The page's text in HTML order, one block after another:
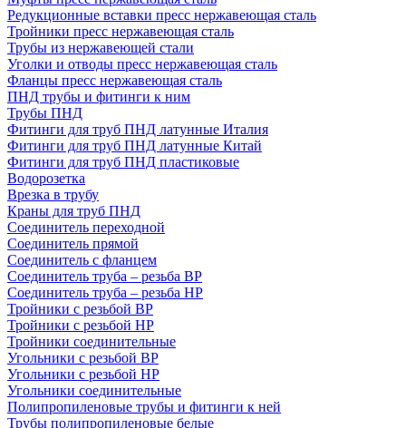
Редукционные вставки пресс нержавеющая сталь
Тройники пресс нержавеющая сталь
Трубы из нержавеющей стали
Уголки и отводы пресс нержавеющая сталь
Фланцы пресс нержавеющая сталь
ПНД трубы и фитинги к ним
Трубы ПНД
Фитинги для труб ПНД латунные Италия
Фитинги для труб ПНД латунные Китай
Фитинги для труб ПНД пластиковые
Водорозетка
Врезка в трубу
Краны для труб ПНД
Соединитель переходной
Соединитель прямой
Соединитель с фланцем
Соединитель труба – резьба ВР
Соединитель труба – резьба НР
Тройники с резьбой ВР
Тройники с резьбой НР
Тройники соединительные
Угольники с резьбой ВР
Угольники с резьбой НР
Угольники соединительные
Полипропиленовые трубы и фитинги к ней
Трубы полипропиленовые белые